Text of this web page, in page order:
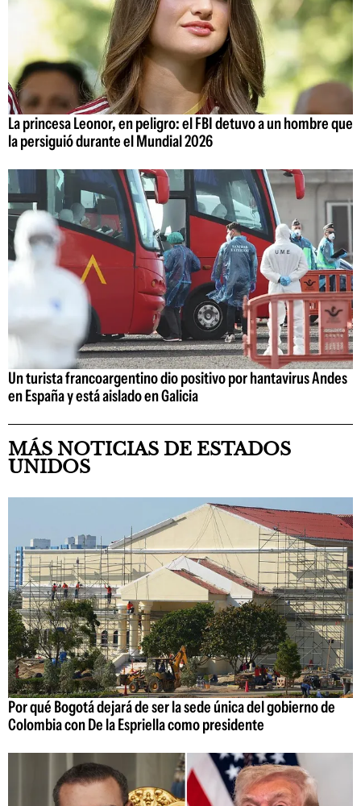
La princesa Leonor, en peligro: el FBI detuvo a un hombre que
la persiguió durante el Mundial 2026
Un turista francoargentino dio positivo por hantavirus Andes
en España y está aislado en Galicia
MÁS NOTICIAS DE ESTADOS
UNIDOS
Por qué Bogotá dejará de ser la sede única del gobierno de
Colombia con De la Espriella como presidente